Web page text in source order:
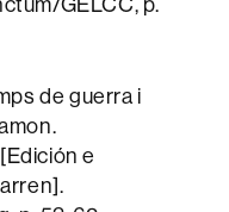
GELCC, p.
de guerra i
[Edición e